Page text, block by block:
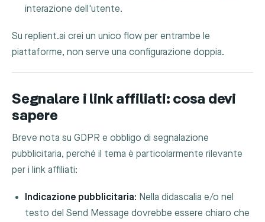
interazione dell'utente.
Su replient.ai crei un unico flow per entrambe le
piattaforme, non serve una configurazione doppia.
Segnalare i link affiliati: cosa devi
sapere
Breve nota su GDPR e obbligo di segnalazione
pubblicitaria, perché il tema è particolarmente rilevante
per i link affiliati:
Indicazione pubblicitaria: Nella didascalia e/o nel
testo del Send Message dovrebbe essere chiaro che